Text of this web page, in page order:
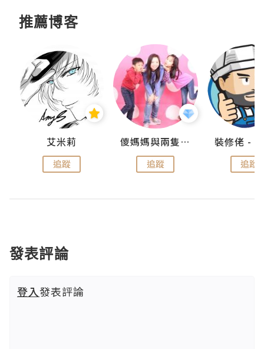
推薦博客
艾米莉
追蹤
儍媽媽與兩隻小魔怪之家
追蹤 追蹤
發表評論
登入發表評論